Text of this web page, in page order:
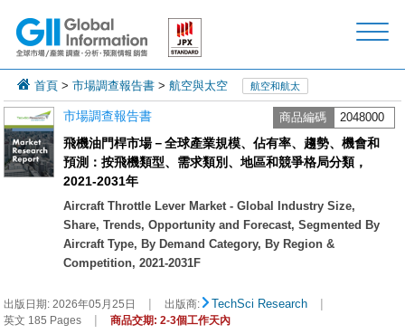
首頁 >市場調查報告書 >航空與太空 航空和航太
市場調查報告書 商品編碼 2048000
飛機油門桿市場－全球產業規模、佔有率、趨勢、機會和
預測：按飛機類型、需求類別、地區和競爭格局分類，
2021-2031年
Aircraft Throttle Lever Market - Global Industry Size,
Share, Trends, Opportunity and Forecast, Segmented By
Aircraft Type, By Demand Category, By Region &
Competition, 2021-2031F
出版日期:2026年05月25日 | 出版商: TechSci Research |
英文 185 Pages | 商品交期: 2-3個工作天內